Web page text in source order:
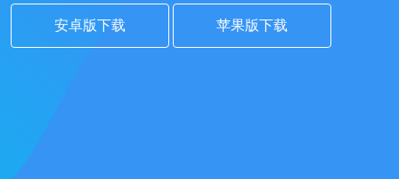
安卓版下载 苹果版下载